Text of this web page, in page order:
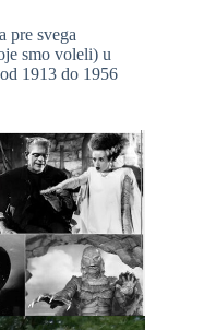
pre svega
smo voleli) u
1913 do 1956